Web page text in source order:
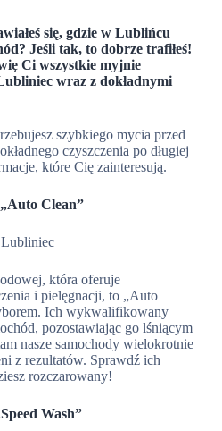
się, gdzie w Lublińcu
Jeśli tak, to dobrze trafiłeś!
Ci wszystkie myjnie
wraz z dokładnymi
szybkiego mycia przed
czyszczenia po długiej
które Cię zainteresują.
Clean”
Lubliniec
która oferuje
i pielęgnacji, to „Auto
Ich wykwalifikowany
pozostawiając go lśniącym
nasze samochody wielokrotnie
z rezultatów. Sprawdź ich
rozczarowany!
Wash”